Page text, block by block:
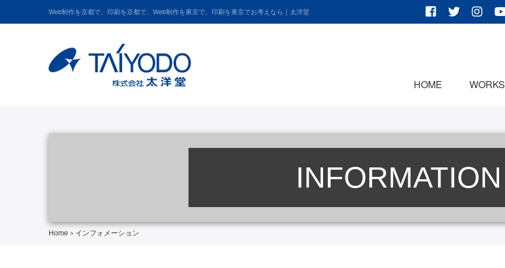
Web制作を京都で、印刷を京都で、Web制作を東京で、印刷を東京でお考えなら｜太洋堂
HOME WORKS
INFORMATION
Home > インフォメーション